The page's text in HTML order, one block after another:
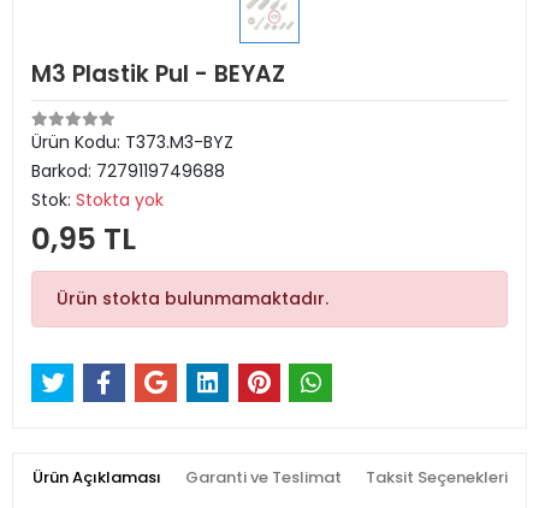
M3 Plastik Pul - BEYAZ
Ürün Kodu: T373.M3-BYZ
Barkod: 7279119749688
Stok: Stokta yok
0,95 TL
Ürün stokta bulunmamaktadır.
Ürün Açıklaması Garanti ve Teslimat Taksit Seçenekleri